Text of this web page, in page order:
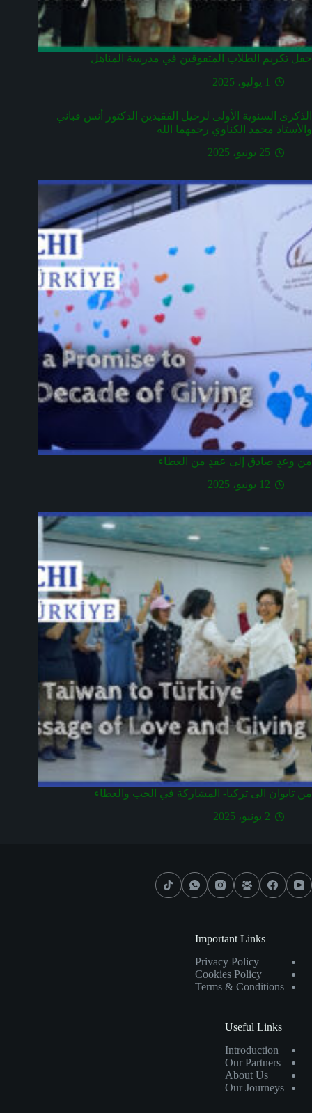
حفل تكريم الطلاب المتفوقين في مدرسة المناهل
1 يوليو، 2025
الذكرى السنوية الأولى لرحيل الفقيدين الدكتور أنس قباني
والأستاذ محمد الكناوي رحمهما الله
25 يونيو، 2025
من وعدٍ صادق إلى عقدٍ من العطاء
12 يونيو، 2025
من تايوان الى تركيا- المشاركة في الحب والعطاء
2 يونيو، 2025
Important Links
Privacy Policy
Cookies Policy
Terms & Conditions
Useful Links
Introduction
Our Partners
About Us
Our Journeys